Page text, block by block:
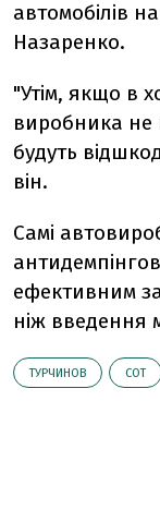
автомобілів
Назаренко.
"Утім, якщо в
виробника не
будуть
він.
Самі
ефективним
ніж введення
ТУРЧИНОВ СОТ